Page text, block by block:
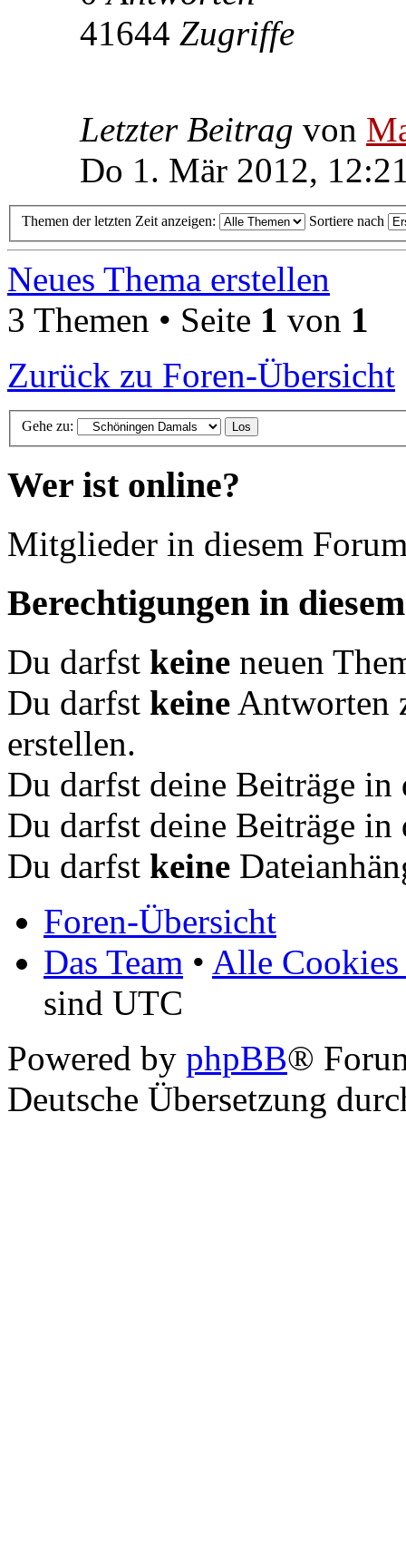
41644 Zugriffe
Letzter Beitrag von
Do 1. Mär 2012,
Themen der letzten Zeit anzeigen: Sortiere nach
Neues Thema erstellen
3 Themen • Seite 1 von 1
Zurück zu Foren-Übersicht
Gehe zu:
Wer ist online?
Mitglieder in diesem
Berechtigungen in
Du darfst keine neuen
Du darfst keine Antworten
erstellen.
Du darfst deine Beiträge
Du darfst deine Beiträge
Du darfst keine
Foren-Übersicht
Das Team • Alle Cookies
sind UTC
Powered by phpBB®
Deutsche Übersetzung